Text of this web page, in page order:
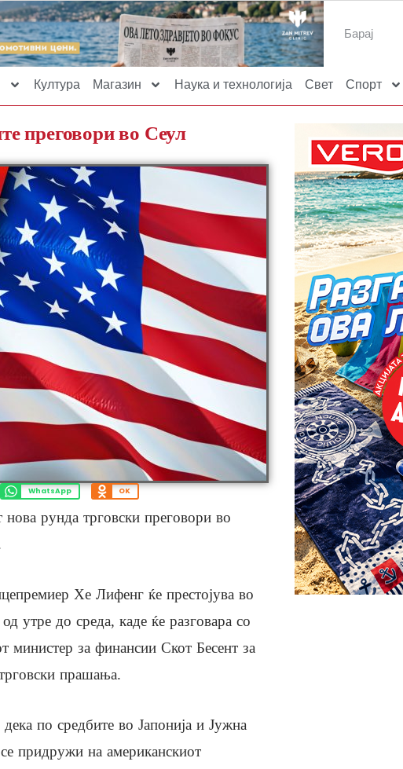
Култура Магазин Наука и технологија Свет Спорт
преговори во Сеул
WhatsApp OK
рунда трговски преговори во
Хе Лифенг ќе престојува во
утре до среда, каде ќе разговара со
министер за финансии Скот Бесент за
прашања.
дека по средбите во Јапонија и Јужна
придружи на американскиот